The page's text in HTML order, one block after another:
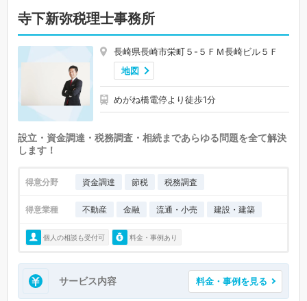
寺下新弥税理士事務所
長崎県長崎市栄町５-５ＦＭ長崎ビル５Ｆ
地図
めがね橋電停より徒歩1分
設立・資金調達・税務調査・相続まであらゆる問題を全て解決
します！
得意分野 資金調達 節税 税務調査
得意業種 不動産 金融 流通・小売 建設・建築
個人の相談も受付可 料金・事例あり
サービス内容 料金・事例を見る